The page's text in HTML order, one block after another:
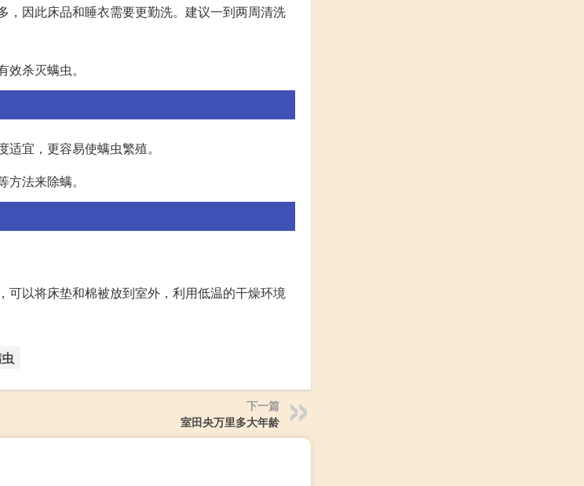
因此床品和睡衣需要更勤洗。建议一到两周清洗
杀灭螨虫。
宜，更容易使螨虫繁殖。
法来除螨。
以将床垫和棉被放到室外，利用低温的干燥环境
下一篇
室田央万里多大年龄